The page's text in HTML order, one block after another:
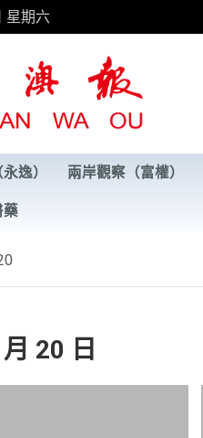
星期六
逸） 兩岸觀察（富權）
藥
20 日